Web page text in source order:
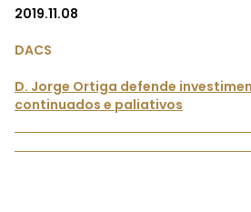
2019.11.08
DACS
D. Jorge Ortiga defende
continuados e paliativos